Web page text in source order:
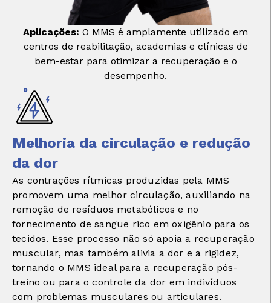
Aplicações: O MMS é amplamente utilizado em
centros de reabilitação, academias e clínicas de
bem-estar para otimizar a recuperação e o
desempenho.
Melhoria da circulação e redução
da dor
As contrações rítmicas produzidas pela MMS
promovem uma melhor circulação, auxiliando na
remoção de resíduos metabólicos e no
fornecimento de sangue rico em oxigênio para os
tecidos. Esse processo não só apoia a recuperação
muscular, mas também alivia a dor e a rigidez,
tornando o MMS ideal para a recuperação pós-
treino ou para o controle da dor em indivíduos
com problemas musculares ou articulares.